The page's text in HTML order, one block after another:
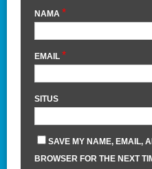
NAMA *
EMAIL *
SITUS
SAVE MY NAME, EMAIL,
BROWSER FOR THE NEXT